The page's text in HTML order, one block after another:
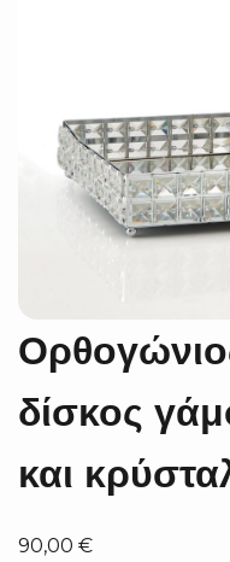
δίσκος
και
90,00 €